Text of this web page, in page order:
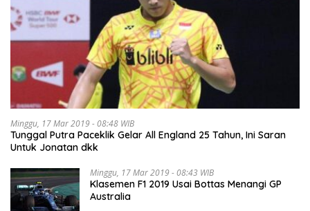
Minggu, 17 Mar 2019 - 08:48 WIB
Tunggal Putra Paceklik Gelar All England 25 Tahun, Ini Saran
Untuk Jonatan dkk
Minggu, 17 Mar 2019 - 08:43 WIB
Klasemen F1 2019 Usai Bottas Menangi GP
Australia